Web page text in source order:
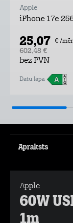
Apple
iPhone 17e
25,07 € /
602,48 €
bez PVN
Datu lapa
Apraksts
Apple
60W
1m